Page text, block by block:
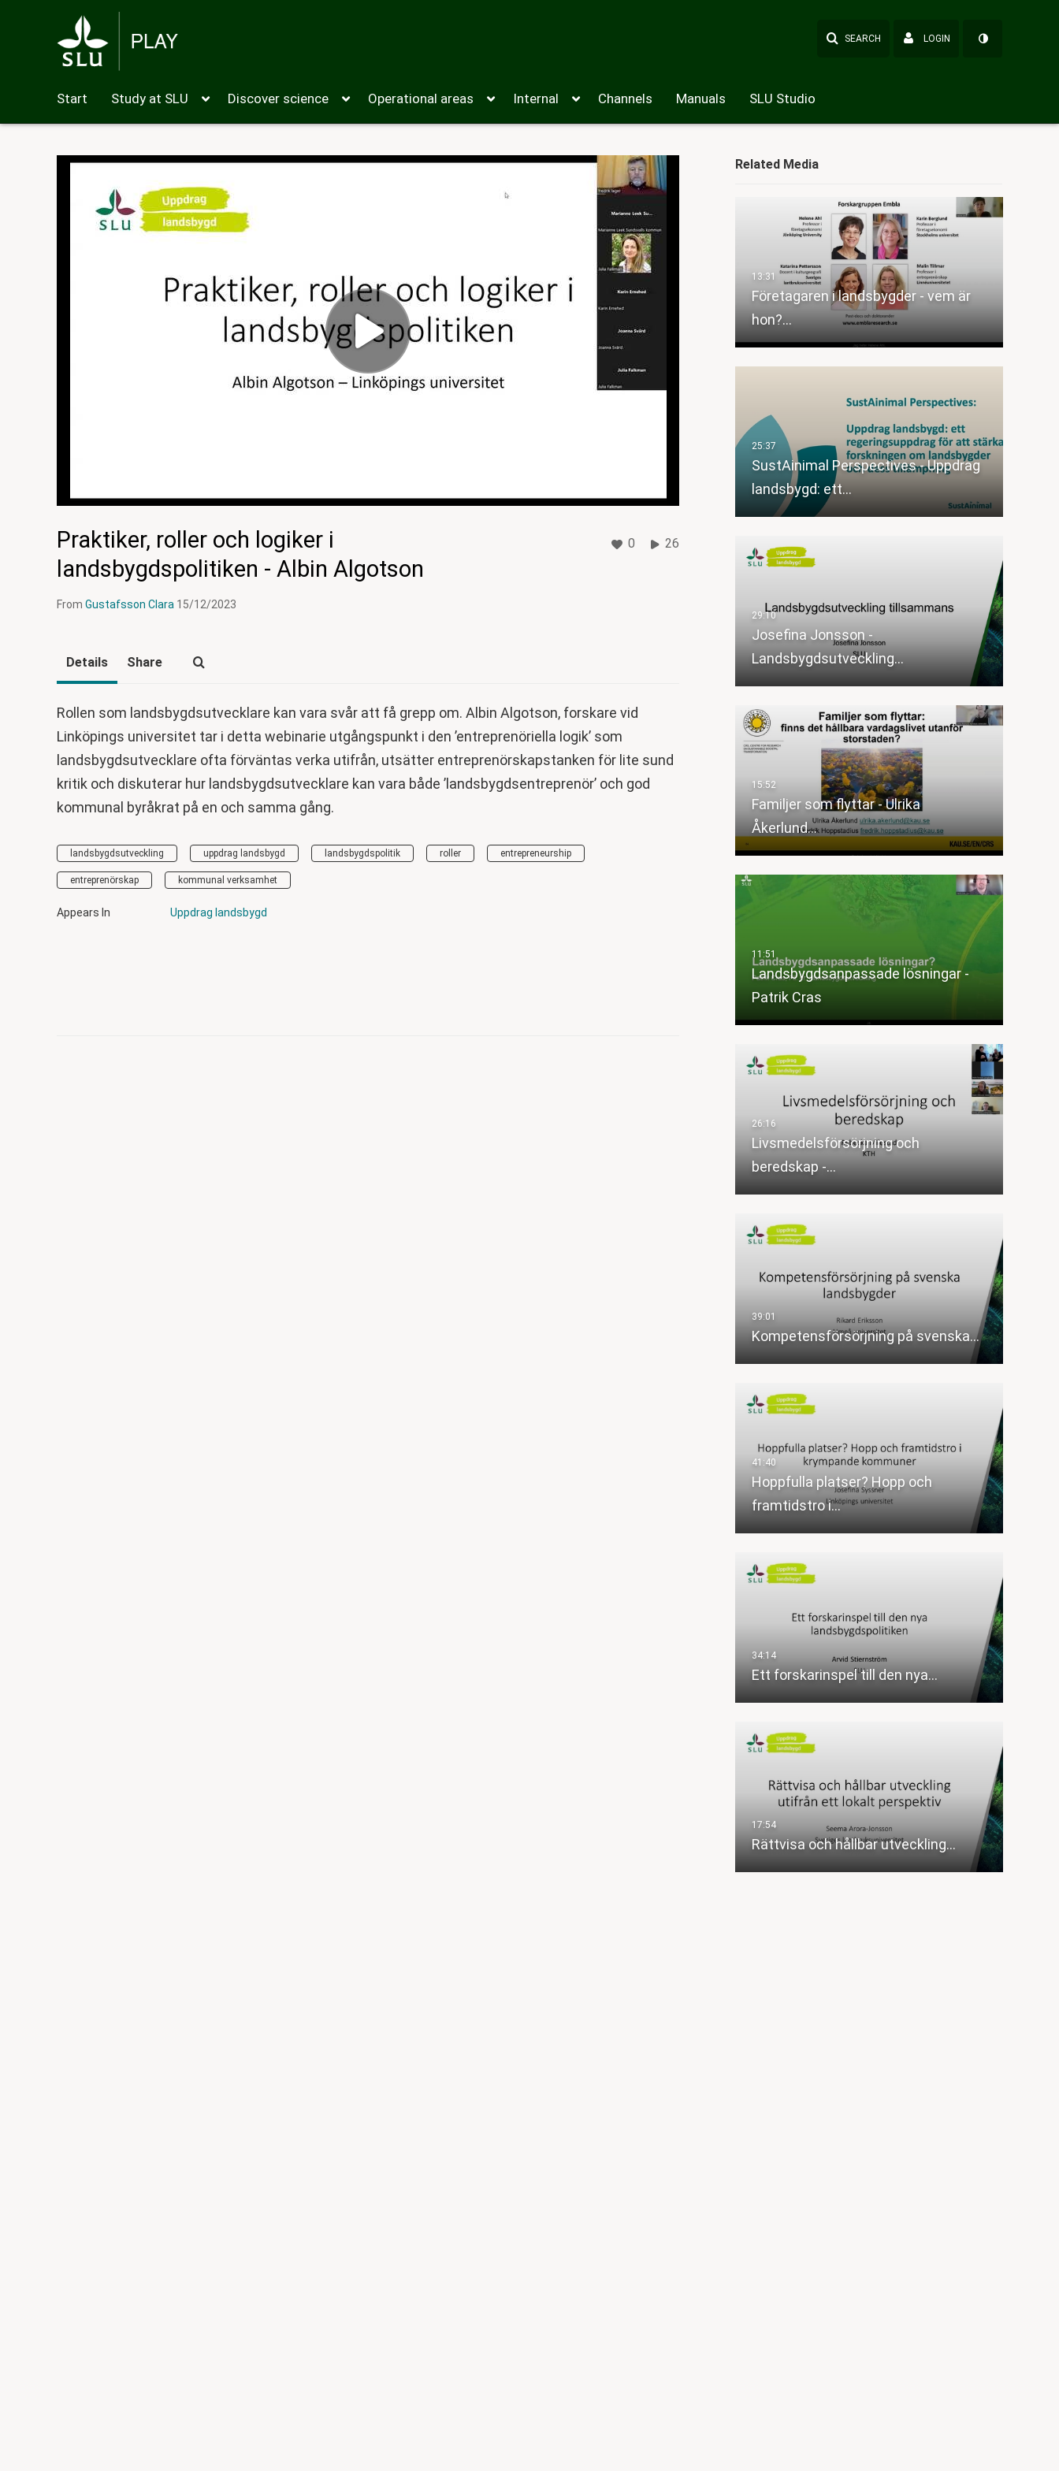
SEARCH LOGIN
Start Study at SLU Discover science Operational areas Internal Channels Manuals SLU Studio
Praktiker, roller och logiker i
landsbygdspolitiken - Albin Algotson
From Gustafsson Clara 15/12/2023
0 26
Related Media
Företagaren i landsbygder - vem är
hon?…
SustAinimal Perspectives - Uppdrag
landsbygd: ett…
Josefina Jonsson -
Landsbygdsutveckling…
Familjer som flyttar - Ulrika
Åkerlund…
Landsbygdsanpassade lösningar -
Patrik Cras
Livsmedelsförsörjning och
beredskap -…
Kompetensförsörjning på svenska…
Hoppfulla platser? Hopp och
framtidstro i…
Ett forskarinspel till den nya…
Rättvisa och hållbar utveckling…
Details Share
Rollen som landsbygdsutvecklare kan vara svår att få grepp om. Albin Algotson, forskare vid
Linköpings universitet tar i detta webinarie utgångspunkt i den ’entreprenöriella logik’ som
landsbygdsutvecklare ofta förväntas verka utifrån, utsätter entreprenörskapstanken för lite sund
kritik och diskuterar hur landsbygdsutvecklare kan vara både ’landsbygdsentreprenör’ och god
kommunal byråkrat på en och samma gång.
landsbygdsutveckling uppdrag landsbygd landsbygdspolitik roller entrepreneurship
entreprenörskap kommunal verksamhet
Appears In Uppdrag landsbygd